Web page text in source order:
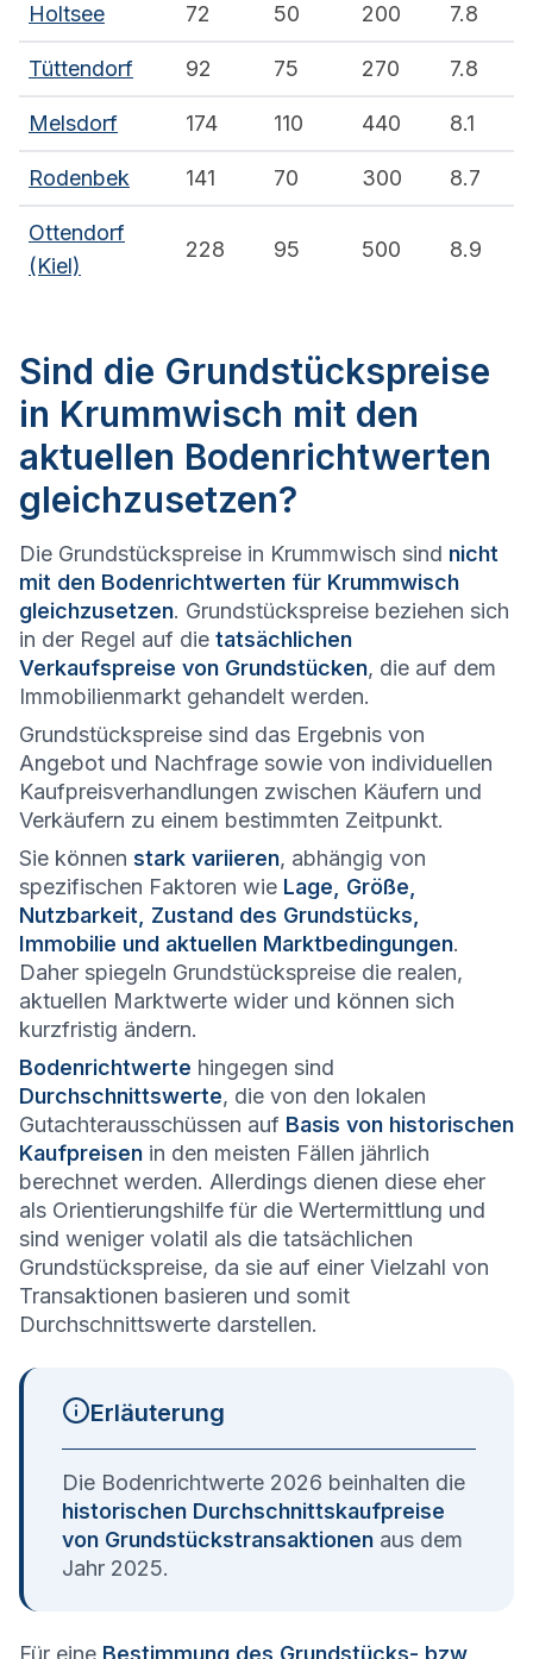
Holtsee 72 50 200 7.8
Tüttendorf 92 75 270 7.8
Melsdorf 174 110 440 8.1
Rodenbek 141 70 300 8.7
Ottendorf
(Kiel)
228 95 500 8.9
Sind die Grundstückspreise
in Krummwisch mit den
aktuellen Bodenrichtwerten
gleichzusetzen?
Die Grundstückspreise in Krummwisch sind nicht
mit den Bodenrichtwerten für Krummwisch
gleichzusetzen. Grundstückspreise beziehen sich
in der Regel auf die tatsächlichen
Verkaufspreise von Grundstücken, die auf dem
Immobilienmarkt gehandelt werden.
Grundstückspreise sind das Ergebnis von
Angebot und Nachfrage sowie von individuellen
Kaufpreisverhandlungen zwischen Käufern und
Verkäufern zu einem bestimmten Zeitpunkt.
Sie können stark variieren, abhängig von
spezifischen Faktoren wie Lage, Größe,
Nutzbarkeit, Zustand des Grundstücks,
Immobilie und aktuellen Marktbedingungen.
Daher spiegeln Grundstückspreise die realen,
aktuellen Marktwerte wider und können sich
kurzfristig ändern.
Bodenrichtwerte hingegen sind
Durchschnittswerte, die von den lokalen
Gutachterausschüssen auf Basis von historischen
Kaufpreisen in den meisten Fällen jährlich
berechnet werden. Allerdings dienen diese eher
als Orientierungshilfe für die Wertermittlung und
sind weniger volatil als die tatsächlichen
Grundstückspreise, da sie auf einer Vielzahl von
Transaktionen basieren und somit
Durchschnittswerte darstellen.
Erläuterung
Die Bodenrichtwerte 2026 beinhalten die
historischen Durchschnittskaufpreise
von Grundstückstransaktionen aus dem
Jahr 2025.
Für eine Bestimmung des Grundstücks- bzw